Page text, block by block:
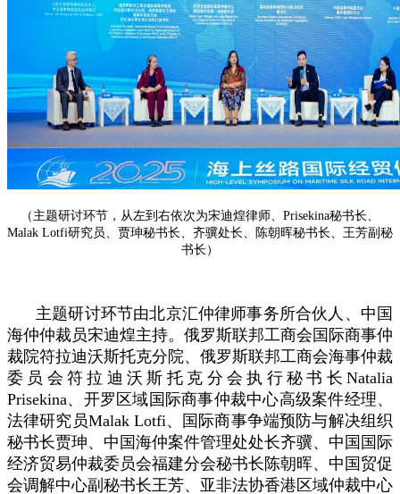
（主题研讨环节，从左到右依次为宋迪煌律师、Prisekina秘书长、
Malak Lotfi研究员、贾珅秘书长、齐骥处长、陈朝晖秘书长、王芳副秘
书长）
主题研讨环节由北京汇仲律师事务所合伙人、中国
海仲仲裁员宋迪煌主持。俄罗斯联邦工商会国际商事仲
裁院符拉迪沃斯托克分院、俄罗斯联邦工商会海事仲裁
委员会符拉迪沃斯托克分会执行秘书长Natalia
Prisekina、开罗区域国际商事仲裁中心高级案件经理、
法律研究员Malak Lotfi、国际商事争端预防与解决组织
秘书长贾珅、中国海仲案件管理处处长齐骥、中国国际
经济贸易仲裁委员会福建分会秘书长陈朝晖、中国贸促
会调解中心副秘书长王芳、亚非法协香港区域仲裁中心